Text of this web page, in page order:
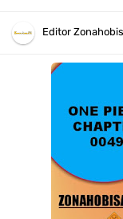
Profil Anwar Hafid,
Resep Pesmol Ikan
Editor